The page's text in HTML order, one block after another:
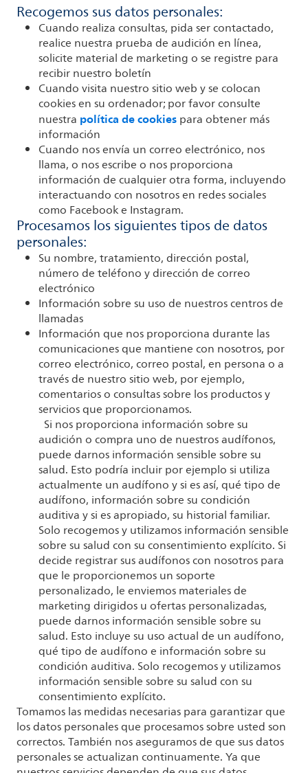
Recogemos sus datos personales:
Cuando realiza consultas, pida ser contactado,
realice nuestra prueba de audición en línea,
solicite material de marketing o se registre para
recibir nuestro boletín
Cuando visita nuestro sitio web y se colocan
cookies en su ordenador; por favor consulte
nuestra política de cookiespara obtener más
información
Cuando nos envía un correo electrónico, nos
llama, o nos escribe o nos proporciona
información de cualquier otra forma, incluyendo
interactuando con nosotros en redes sociales
como Facebook e Instagram.
Procesamos los siguientes tipos de datos
personales:
Su nombre, tratamiento, dirección postal,
número de teléfono y dirección de correo
electrónico
Información sobre su uso de nuestros centros de
llamadas
Información que nos proporciona durante las
comunicaciones que mantiene con nosotros, por
correo electrónico, correo postal, en persona o a
través de nuestro sitio web, por ejemplo,
comentarios o consultas sobre los productos y
servicios que proporcionamos.
Si nos proporciona información sobre su
audición o compra uno de nuestros audífonos,
puede darnos información sensible sobre su
salud. Esto podría incluir por ejemplo si utiliza
actualmente un audífono y si es así, qué tipo de
audífono, información sobre su condición
auditiva y si es apropiado, su historial familiar.
Solo recogemos y utilizamos información sensible
sobre su salud con su consentimiento explícito. Si
decide registrar sus audífonos con nosotros para
que le proporcionemos un soporte
personalizado, le enviemos materiales de
marketing dirigidos u ofertas personalizadas,
puede darnos información sensible sobre su
salud. Esto incluye su uso actual de un audífono,
qué tipo de audífono e información sobre su
condición auditiva. Solo recogemos y utilizamos
información sensible sobre su salud con su
consentimiento explícito.
Tomamos las medidas necesarias para garantizar que
los datos personales que procesamos sobre usted son
correctos. También nos aseguramos de que sus datos
personales se actualizan continuamente. Ya que